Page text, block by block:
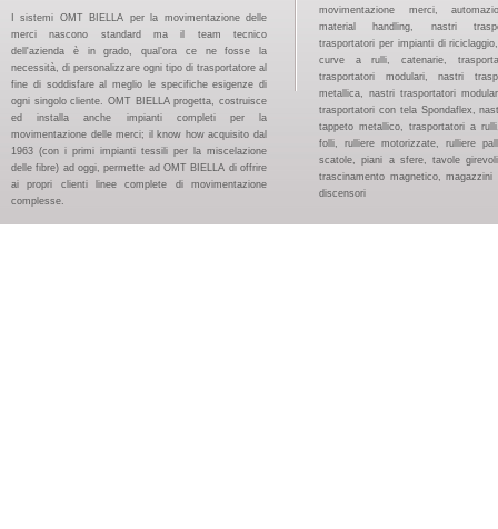
I sistemi OMT BIELLA per la movimentazione delle
merci nascono standard ma il team tecnico
dell'azienda è in grado, qual’ora ce ne fosse la
necessità, di personalizzare ogni tipo di trasportatore al
fine di soddisfare al meglio le specifiche esigenze di
ogni singolo cliente. OMT BIELLA progetta, costruisce
ed installa anche impianti completi per la
movimentazione delle merci; il know how acquisito dal
1963 (con i primi impianti tessili per la miscelazione
delle fibre) ad oggi, permette ad OMT BIELLA di offrire
ai propri clienti linee complete di movimentazione
complesse.
movimentazione merci,
material handling, nastri
trasportatori per impianti di
curve a rulli, catenarie,
trasportatori modulari, nastri
metallica, nastri trasportatori
trasportatori con tela Spondaflex,
tappeto metallico, trasportatori a
folli, rulliere motorizzate, rulliere
scatole, piani a sfere, tavole
trascinamento magnetico, magazzini
discensori